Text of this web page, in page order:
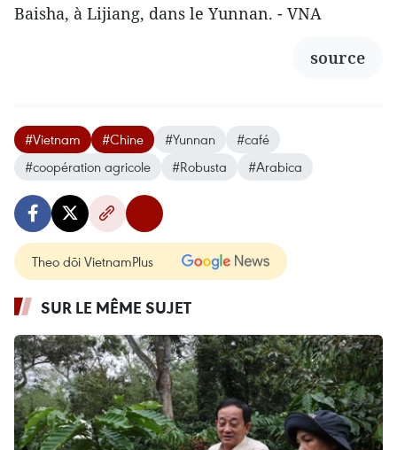
Baisha, à Lijiang, dans le Yunnan. - VNA
source
#Vietnam #Chine #Yunnan
#café
#coopération agricole
#Robusta #Arabica
Theo dõi VietnamPlus
SUR LE MÊME SUJET